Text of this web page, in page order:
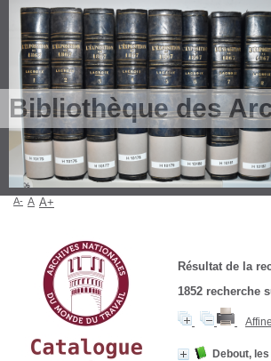
Bibliothèque des
Résultat de la
1852 recherche
Debout,
A- A A+